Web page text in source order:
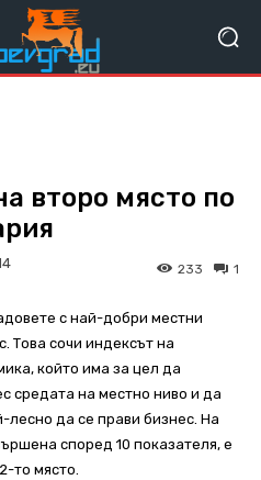
второ място по
1
233
с най-добри местни
Това сочи индексът на
който има за цел да
средата на местно ниво и да
лесно да се прави бизнес. На
според 10 показателя, е
то място.